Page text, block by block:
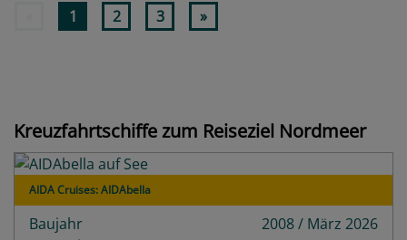
1 2 3 »
Kreuzfahrtschiffe zum Reiseziel Nordmeer
AIDA Cruises: AIDAbella
Baujahr
2008 / März 2026